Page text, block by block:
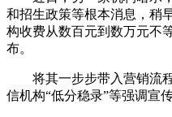
和招生政策等根本消息，稍
构收费从数百元到数万元不
布。
将其一步步带入营销流程
信机构“低分稳录”等强调宣